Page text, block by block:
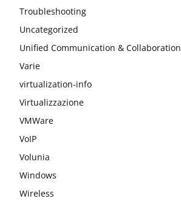
Troubleshooting
Uncategorized
Unified Communication & Collaboration
Varie
virtualization-info
Virtualizzazione
VMWare
VoIP
Volunia
Windows
Wireless